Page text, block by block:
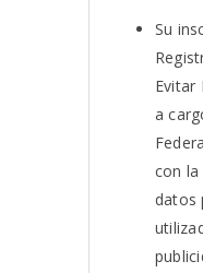
Su
Evitar
a
con la
datos